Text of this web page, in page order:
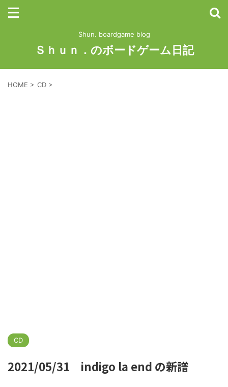
Shun. boardgame blog
Ｓｈｕｎ．のボードゲーム日記
HOME > CD >
CD
2021/05/31 indigo la end の新譜